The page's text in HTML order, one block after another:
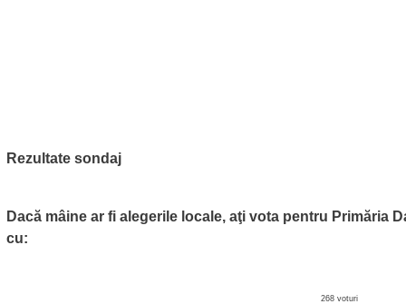
Rezultate sondaj
Dacă mâine ar fi alegerile locale, aţi vota pentru Primăria
cu:
268 voturi